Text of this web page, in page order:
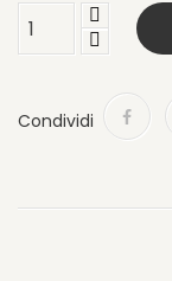
Condividi